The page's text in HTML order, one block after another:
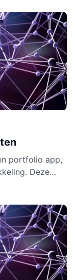
portfolio app,
Deze
en token